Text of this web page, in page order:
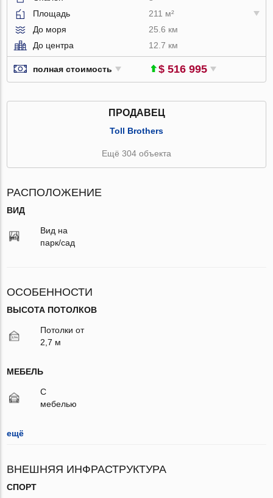
Площадь
211 м²
До моря
25.6 км
До центра
12.7 км
полная стоимость $ 516 995
ПРОДАВЕЦ
Toll Brothers
Ещё 304 объекта
РАСПОЛОЖЕНИЕ
ВИД
Вид на
парк/сад
ОСОБЕННОСТИ
ВЫСОТА ПОТОЛКОВ
Потолки от
2,7 м
МЕБЕЛЬ
С
мебелью
ещё
ВНЕШНЯЯ ИНФРАСТРУКТУРА
СПОРТ